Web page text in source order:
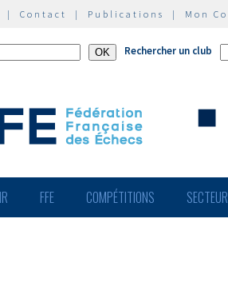
| Contact | Publications | Mon
Rechercher un club
FFE COMPÉTITIONS